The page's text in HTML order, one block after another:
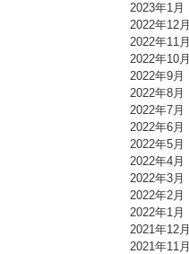
2023年1月
2022年12月
2022年11月
2022年10月
2022年9月
2022年8月
2022年7月
2022年6月
2022年5月
2022年4月
2022年3月
2022年2月
2022年1月
2021年12月
2021年11月